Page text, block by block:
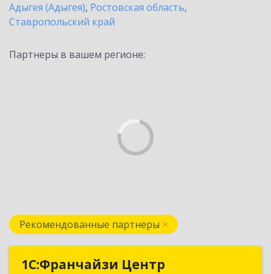
Адыгея (Адыгея), Ростовская область,
Ставропольский край
Партнеры в вашем регионе:
Рекомендованные партнеры
1С:Франчайзи Центр1С:Франчайзи Центр